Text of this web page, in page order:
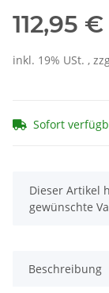
112,95 €
inkl. 19% USt. ,
Sofort
x
Dieser Artikel
gewünschte
Beschreibung